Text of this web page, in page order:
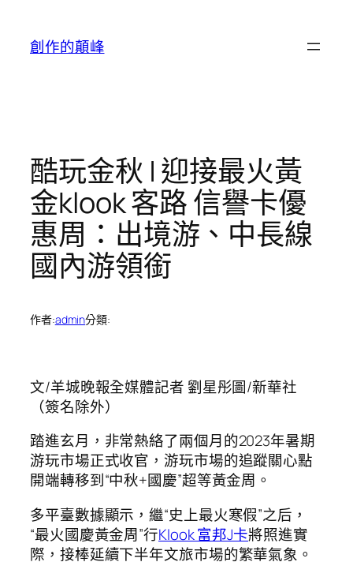
創作的顛峰
酷玩金秋 | 迎接最火黃
金klook 客路 信譽卡優
惠周：出境游、中長線
國內游領銜
作者:admin分類:
文/羊城晚報全媒體記者 劉星彤圖/新華社
（簽名除外）
踏進玄月，非常熱絡了兩個月的2023年暑期
游玩市場正式收官，游玩市場的追蹤關心點
開端轉移到“中秋+國慶”超等黃金周。
多平臺數據顯示，繼“史上最火寒假”之后，
“最火國慶黃金周”行Klook 富邦J卡將照進實
際，接棒延續下半年文旅市場的繁華氣象。